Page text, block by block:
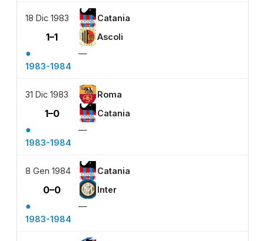
18 Dic 1983 Catania
1–1 Ascoli
●
—
1983-1984
31 Dic 1983 Roma
1–0 Catania
●
—
1983-1984
8 Gen 1984 Catania
0–0 Inter
●
—
1983-1984